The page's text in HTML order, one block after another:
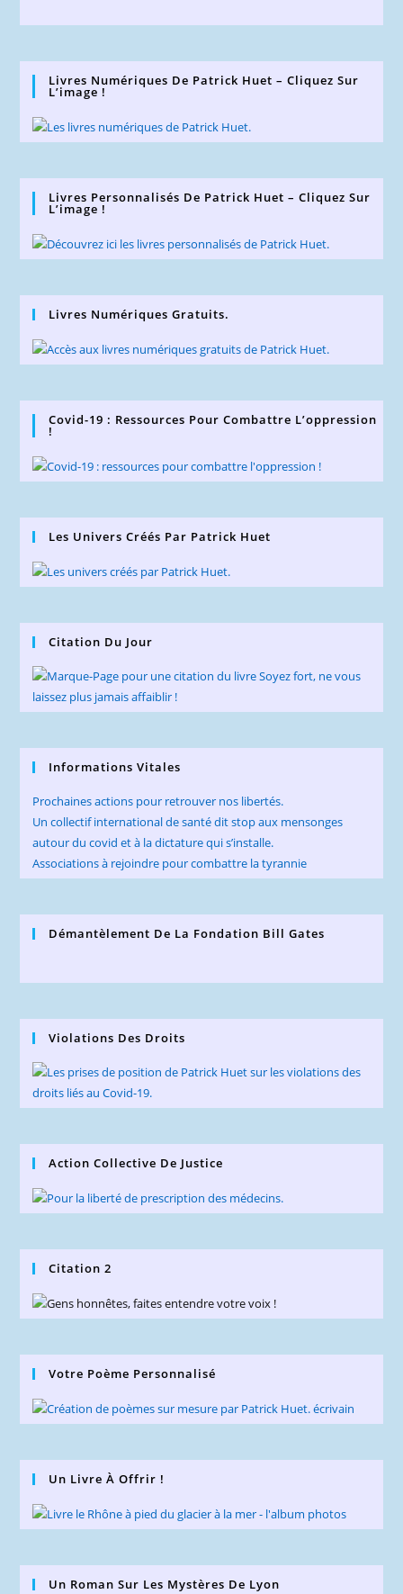
Livres Numériques De Patrick Huet – Cliquez Sur
L’image !
Livres Personnalisés De Patrick Huet – Cliquez Sur
L’image !
Livres Numériques Gratuits.
Covid-19 : Ressources Pour Combattre L’oppression
!
Les Univers Créés Par Patrick Huet
Citation Du Jour
Informations Vitales
Prochaines actions pour retrouver nos libertés.
Un collectif international de santé dit stop aux mensonges
autour du covid et à la dictature qui s’installe.
Associations à rejoindre pour combattre la tyrannie
Démantèlement De La Fondation Bill Gates
Violations Des Droits
Action Collective De Justice
Citation 2
Votre Poème Personnalisé
Un Livre À Offrir !
Un Roman Sur Les Mystères De Lyon